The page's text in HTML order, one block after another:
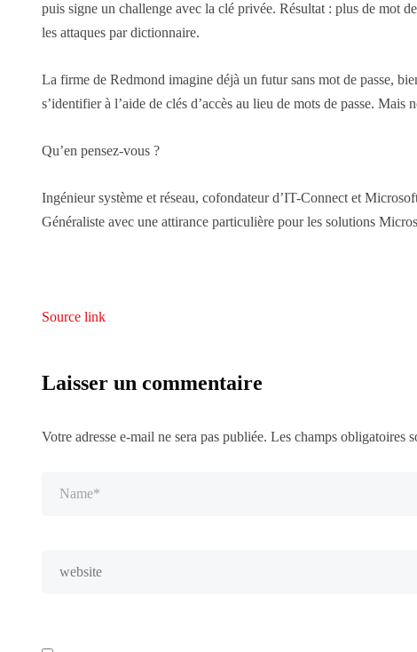
puis signe un challenge avec la clé privée. Résultat : plus de mot
les attaques par dictionnaire.
La firme de Redmond imagine déjà un futur sans mot de passe,
s’identifier à l’aide de clés d’accès au lieu de mots de passe.
Qu’en pensez-vous ?
Ingénieur système et réseau, cofondateur d’IT-Connect et
Généraliste avec une attirance particulière pour les solutions
Source link
Laisser un commentaire
Votre adresse e-mail ne sera pas publiée. Les champs obligatoires